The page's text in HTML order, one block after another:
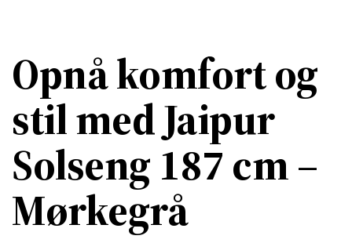
Opnå komfort og
stil med Jaipur
Solseng 187 cm –
Mørkegrå